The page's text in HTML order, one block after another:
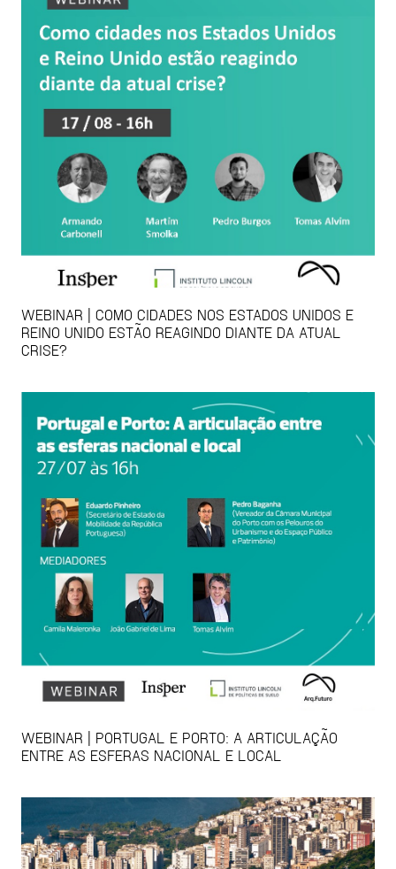
WEBINAR | COMO CIDADES NOS ESTADOS UNIDOS E
REINO UNIDO ESTÃO REAGINDO DIANTE DA ATUAL
CRISE?
WEBINAR | PORTUGAL E PORTO: A ARTICULAÇÃO
ENTRE AS ESFERAS NACIONAL E LOCAL